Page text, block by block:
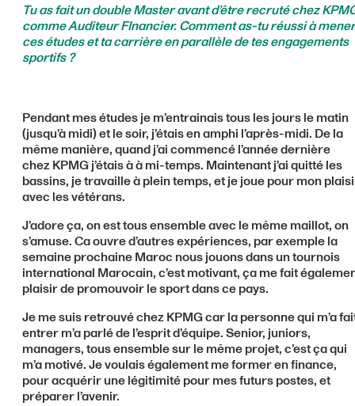
Tu as fait un double Master avant d’être recruté chez
comme Auditeur FInancier. Comment as-tu réussi à mener
ces études et ta carrière en parallèle de tes engagements
sportifs ?
Pendant mes études je m’entrainais tous les jours le matin
(jusqu’à midi) et le soir, j’étais en amphi l’après-midi. De la
même manière, quand j’ai commencé l’année dernière
chez KPMG j’étais à à mi-temps. Maintenant j’ai quitté les
bassins, je travaille à plein temps, et je joue pour mon
avec les vétérans.
J’adore ça, on est tous ensemble avec le même maillot, on
s’amuse. Ca ouvre d’autres expériences, par exemple la
semaine prochaine Maroc nous jouons dans un tournois
international Marocain, c’est motivant, ça me fait
plaisir de promouvoir le sport dans ce pays.
Je me suis retrouvé chez KPMG car la personne qui m’a
entrer m’a parlé de l’esprit d’équipe. Senior, juniors,
managers, tous ensemble sur le même projet, c’est ça qui
m’a motivé. Je voulais également me former en finance,
pour acquérir une légitimité pour mes futurs postes, et
préparer l’avenir.